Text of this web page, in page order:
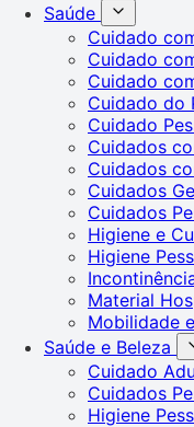
Saúde
Cuidado
Cuidado
Cuidado
Cuidado do
Cuidado
Cuidados
Cuidados
Cuidados
Cuidados
Higiene e
Higiene
Material
Mobilidade
Saúde e Beleza
Cuidado
Cuidados
Higiene